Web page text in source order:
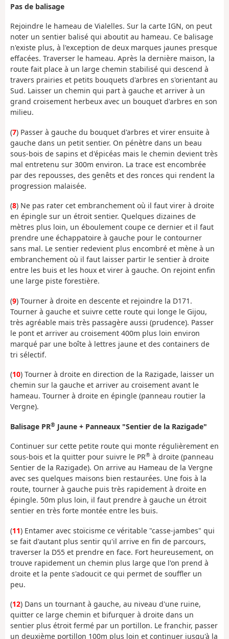
Pas de balisage
Rejoindre le hameau de Vialelles. Sur la carte IGN, on peut
noter un sentier balisé qui aboutit au hameau. Ce balisage
n'existe plus, à l'exception de deux marques jaunes presque
effacées. Traverser le hameau. Après la dernière maison, la
route fait place à un large chemin stabilisé qui descend à
travers prairies et petits bouquets d'arbres en s'orientant au
Sud. Laisser un chemin qui part à gauche et arriver à un
grand croisement herbeux avec un bouquet d'arbres en son
milieu.
(7) Passer à gauche du bouquet d'arbres et virer ensuite à
gauche dans un petit sentier. On pénètre dans un beau
sous-bois de sapins et d'épicéas mais le chemin devient très
mal entretenu sur 300m environ. La trace est encombrée
par des repousses, des genêts et des ronces qui rendent la
progression malaisée.
(8) Ne pas rater cet embranchement où il faut virer à droite
en épingle sur un étroit sentier. Quelques dizaines de
mètres plus loin, un éboulement coupe ce dernier et il faut
prendre une échappatoire à gauche pour le contourner
sans mal. Le sentier redevient plus encombré et mène à un
embranchement où il faut laisser partir le sentier à droite
entre les buis et les houx et virer à gauche. On rejoint enfin
une large piste forestière.
(9) Tourner à droite en descente et rejoindre la D171.
Tourner à gauche et suivre cette route qui longe le Gijou,
très agréable mais très passagère aussi (prudence). Passer
le pont et arriver au croisement 400m plus loin environ
marqué par une boîte à lettres jaune et des containers de
tri sélectif.
(10) Tourner à droite en direction de la Razigade, laisser un
chemin sur la gauche et arriver au croisement avant le
hameau. Tourner à droite en épingle (panneau routier la
Vergne).
Balisage PR® Jaune + Panneaux "Sentier de la Razigade"
Continuer sur cette petite route qui monte régulièrement en
sous-bois et la quitter pour suivre le PR® à droite (panneau
Sentier de la Razigade). On arrive au Hameau de la Vergne
avec ses quelques maisons bien restaurées. Une fois à la
route, tourner à gauche puis très rapidement à droite en
épingle. 50m plus loin, il faut prendre à gauche un étroit
sentier en très forte montée entre les buis.
(11) Entamer avec stoïcisme ce véritable "casse-jambes" qui
se fait d'autant plus sentir qu'il arrive en fin de parcours,
traverser la D55 et prendre en face. Fort heureusement, on
trouve rapidement un chemin plus large que l'on prend à
droite et la pente s'adoucit ce qui permet de souffler un
peu.
(12) Dans un tournant à gauche, au niveau d'une ruine,
quitter ce large chemin et bifurquer à droite dans un
sentier plus étroit fermé par un portillon. Le franchir, passer
un deuxième portillon 100m plus loin et continuer jusqu'à la